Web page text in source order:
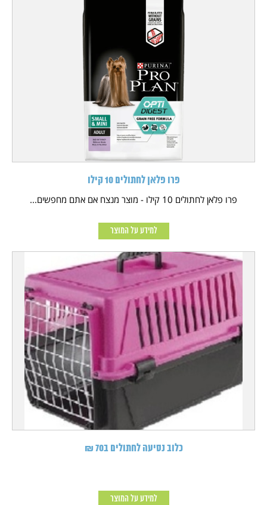
פרו פלאן לחתולים 10 קילו
פרו פלאן לחתולים 10 קילו - מוצר מנצח אם אתם מחפשים...
למידע על המוצר
כלוב נסיעה לחתולים ב70 ₪
למידע על המוצר